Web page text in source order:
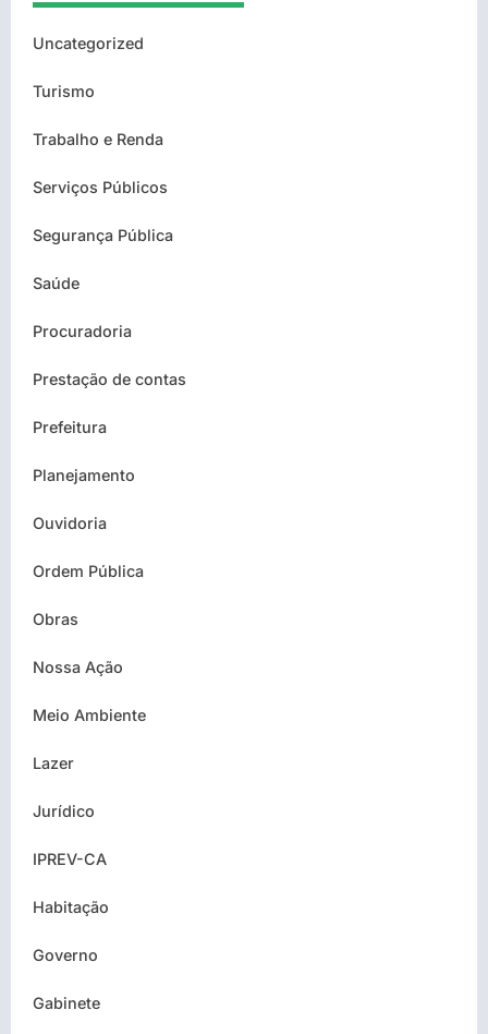
Uncategorized
Turismo
Trabalho e Renda
Serviços Públicos
Segurança Pública
Saúde
Procuradoria
Prestação de contas
Prefeitura
Planejamento
Ouvidoria
Ordem Pública
Obras
Nossa Ação
Meio Ambiente
Lazer
Jurídico
IPREV-CA
Habitação
Governo
Gabinete